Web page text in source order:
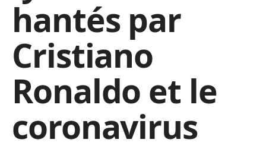
hantés par
Cristiano
Ronaldo et le
coronavirus